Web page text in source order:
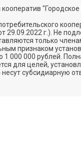
29.09.2022 г.). Не
только
признаком
1 000 000 рублей.
для целей,
субсидиарную